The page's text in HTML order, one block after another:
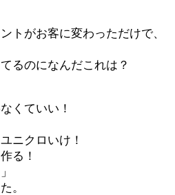
トがお客に変わっただけで、
るのになんだこれは？
くていい！
ニクロいけ！
る！
。